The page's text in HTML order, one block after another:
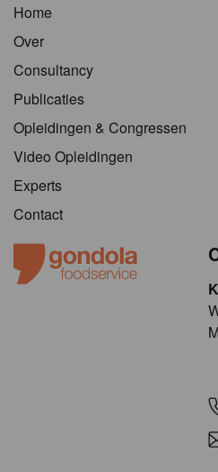
Home
Over
Consultancy
Publicaties
Opleidingen & Congressen
Video Opleidingen
Experts
Contact